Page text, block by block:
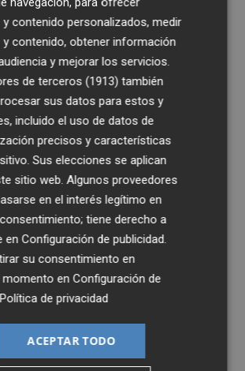
y contenido personalizados, medir
y contenido, obtener información
y mejorar los servicios.
de terceros (1913) también
sus datos para estos y
incluido el uso de datos de
precisos y características
Sus elecciones se aplican
sitio web. Algunos proveedores
en el interés legítimo en
tiene derecho a
enConfiguración de publicidad.
su consentimiento en
momento enConfiguración de
Política de privacidad
ACEPTAR TODO